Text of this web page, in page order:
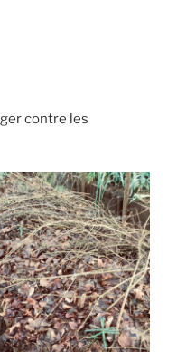
contre les